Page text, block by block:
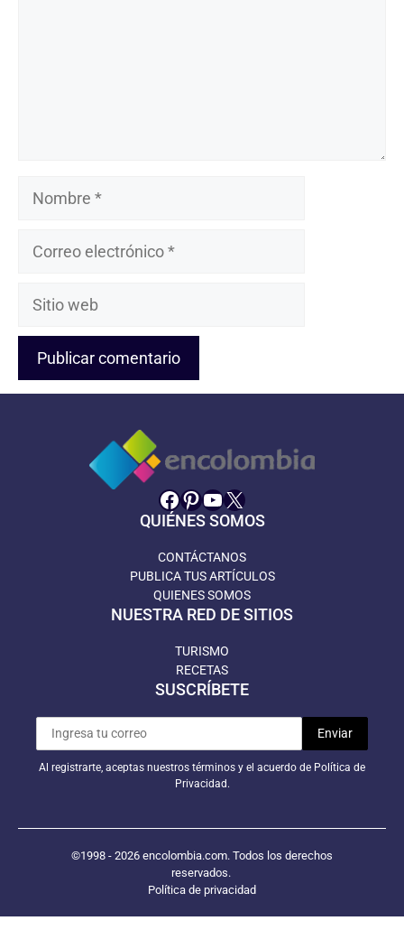
Nombre
Correo
Sitio
Facebook
Pinterest
YouTube
X
QUIÉNES SOMOS
CONTÁCTANOS
PUBLICA TUS ARTÍCULOS
QUIENES SOMOS
NUESTRA RED DE SITIOS
TURISMO
RECETAS
SUSCRÍBETE
Al registrarte, aceptas nuestros términos y el acuerdo de Política de
Privacidad.
©1998 - 2026 encolombia.com. Todos los derechos
reservados.
Política de privacidad